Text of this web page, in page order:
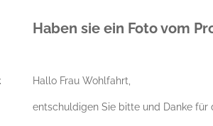
Haben sie ein Foto vom
Hallo Frau Wohlfahrt,
entschuldigen Sie bitte und Danke für